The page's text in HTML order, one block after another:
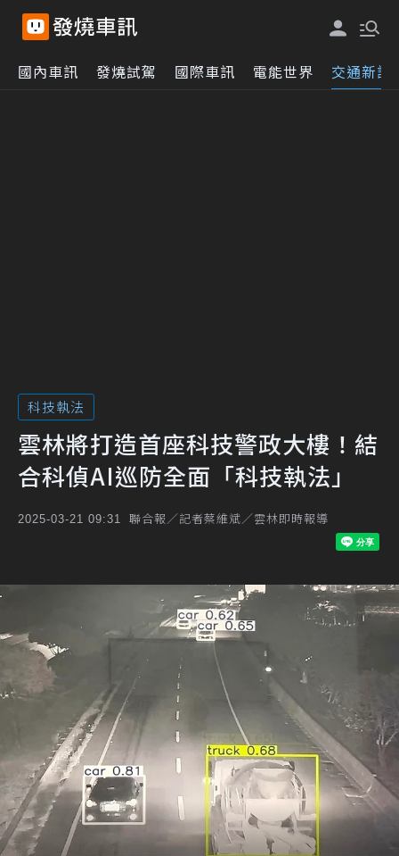
國內車訊 發燒試駕 國際車訊 電能世界 交通新訊
科技執法
雲林將打造首座科技警政大樓！結
合科偵AI巡防全面「科技執法」
2025-03-21 09:31 聯合報／記者蔡維斌／雲林即時報導